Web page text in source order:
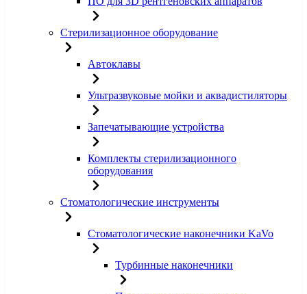
Стерилизационное оборудование
Автоклавы
Ультразвуковые мойки и аквадистиляторы
Запечатывающие устройства
Комплекты стерилизационного
оборудования
Стоматологические инструменты
Стоматологические наконечники KaVo
Турбинные наконечники